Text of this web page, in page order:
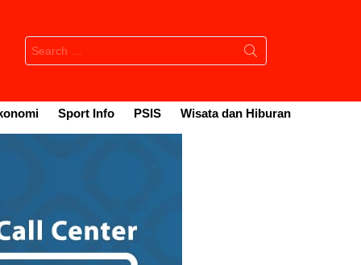
Search
for:
Sport Info PSIS Wisata dan Hiburan